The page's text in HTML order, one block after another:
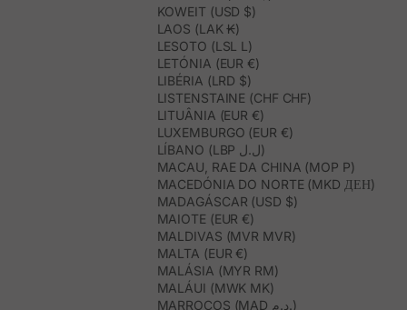
KOWEIT (USD $)
LAOS (LAK ₭)
LESOTO (LSL L)
LETÓNIA (EUR €)
LIBÉRIA (LRD $)
LISTENSTAINE (CHF CHF)
LITUÂNIA (EUR €)
LUXEMBURGO (EUR €)
LÍBANO (LBP ل.ل)
MACAU, RAE DA CHINA (MOP P)
MACEDÓNIA DO NORTE (MKD ДЕН)
MADAGÁSCAR (USD $)
MAIOTE (EUR €)
MALDIVAS (MVR MVR)
MALTA (EUR €)
MALÁSIA (MYR RM)
MALÁUI (MWK MK)
MARROCOS (MAD د.م.)